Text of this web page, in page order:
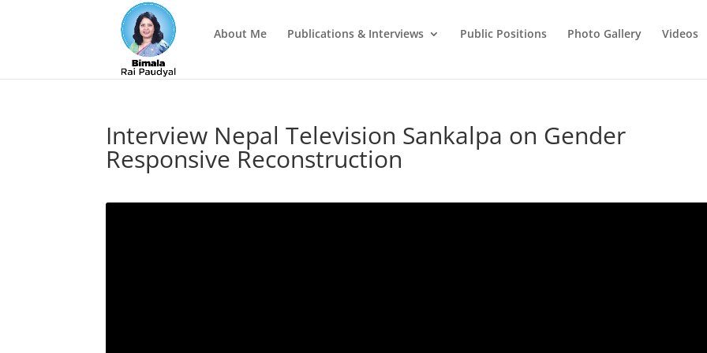
About Me Publications & Interviews Public Positions Photo Gallery Videos
Interview Nepal Television Sankalpa on Gender
Responsive Reconstruction